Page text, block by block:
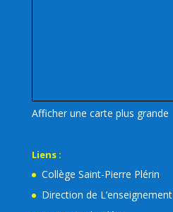
Afficher une carte plus grande
Liens :
Collège Saint-Pierre Plérin
Direction de L’enseignement